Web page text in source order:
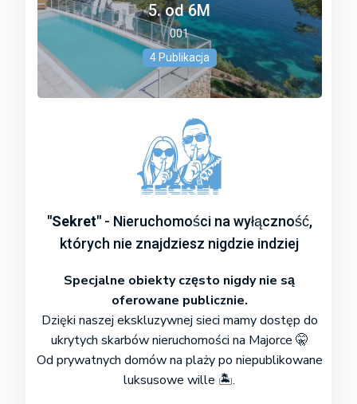
5. od 6M
001
4 Publikacja
"Sekret"- Nieruchomości na wyłączność,
których nie znajdziesz nigdzie indziej
Specjalne obiekty często nigdy nie są
oferowane publicznie.
Dzięki naszej ekskluzywnej sieci mamy dostęp do
ukrytych skarbów nieruchomości na Majorce 🤫
Od prywatnych domów na plaży po niepublikowane
luksusowe wille 🏝️.